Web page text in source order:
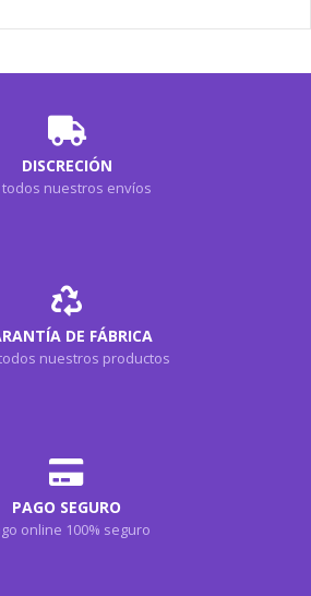
DISCRECIÓN
todos nuestros envíos
DE FÁBRICA
nuestros productos
PAGO SEGURO
online 100% seguro